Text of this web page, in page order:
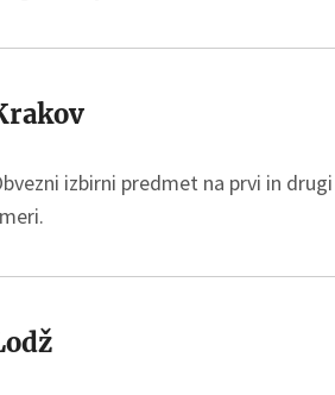
izbirni predmet na prvi in